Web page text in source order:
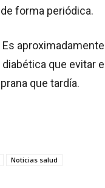
forma periódica.
Es
que evitar
que tardía.
Noticias salud